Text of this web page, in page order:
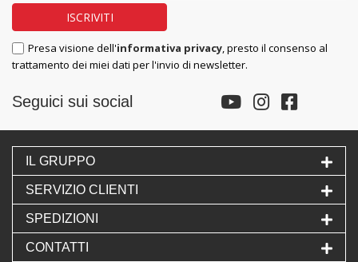
Presa visione dell'informativa privacy, presto il consenso al
trattamento dei miei dati per l'invio di newsletter.
Seguici sui social
IL GRUPPO
SERVIZIO CLIENTI
SPEDIZIONI
CONTATTI